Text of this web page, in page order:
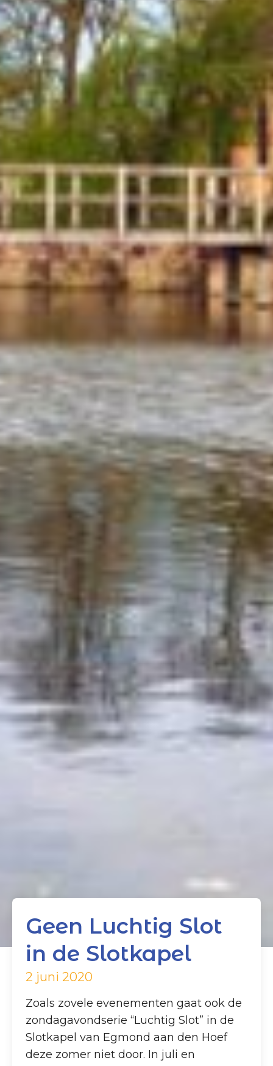
Geen Luchtig Slot
in de Slotkapel
2 juni 2020
Zoals zovele evenementen gaat ook de
zondagavondserie “Luchtig Slot” in de
Slotkapel van Egmond aan den Hoef
deze zomer niet door. In juli en